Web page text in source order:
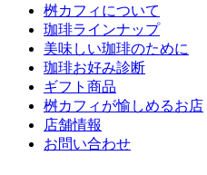
桝カフィについて
珈琲ラインナップ
美味しい珈琲のために
珈琲お好み診断
ギフト商品
桝カフィが愉しめるお店
店舗情報
お問い合わせ